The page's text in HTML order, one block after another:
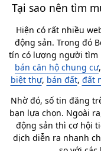
Tại sao nên tìm
Hiện có rất nhiều
động sản. Trong đó
tín có lượng người tìm
bán căn hộ chung cư,
biệt thự, bán đất, đất
Nhờ đó, số tin đăng
bạn lựa chọn. Ngoài
động sản thì cơ hội
dịch diễn ra nhanh